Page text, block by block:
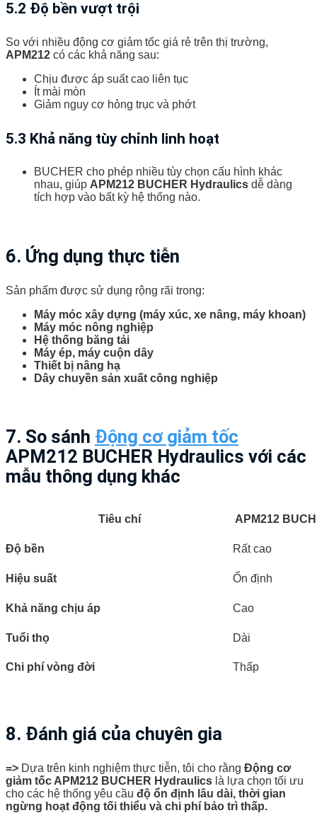
5.2 Độ bền vượt trội
So với nhiều động cơ giảm tốc giá rẻ trên thị trường,
APM212 có các khả năng sau:
Chịu được áp suất cao liên tục
Ít mài mòn
Giảm nguy cơ hỏng trục và phớt
5.3 Khả năng tùy chỉnh linh hoạt
BUCHER cho phép nhiều tùy chọn cấu hình khác
nhau, giúp APM212 BUCHER Hydraulics dễ dàng
tích hợp vào bất kỳ hệ thống nào.
6. Ứng dụng thực tiễn
Sản phẩm được sử dụng rộng rãi trong:
Máy móc xây dựng (máy xúc, xe nâng, máy khoan)
Máy móc nông nghiệp
Hệ thống băng tải
Máy ép, máy cuộn dây
Thiết bị nâng hạ
Dây chuyền sản xuất công nghiệp
7. So sánh Động cơ giảm tốc
APM212 BUCHER Hydraulics với các
mẫu thông dụng khác
Tiêu chí APM212
Độ bền Rất cao
Hiệu suất Ổn định
Khả năng chịu áp Cao
Tuổi thọ Dài
Chi phí vòng đời Thấp
8. Đánh giá của chuyên gia
=> Dựa trên kinh nghiệm thực tiễn, tôi cho rằng Động cơ
giảm tốc APM212 BUCHER Hydraulics là lựa chọn tối ưu
cho các hệ thống yêu cầu độ ổn định lâu dài, thời gian
ngừng hoạt động tối thiểu và chi phí bảo trì thấp.